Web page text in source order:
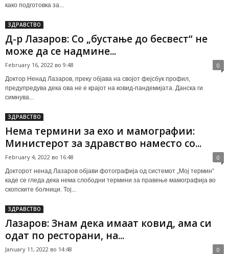
како подготовка за...
ЗДРАВСТВО
Д-р Лазаров: Со „бустање до бесвест“ не
може да се надмине...
February 16, 2022 во 9:48 0
Доктор Ненад Лазаров, преку објава на својот фејсбук профил,
предупредува дека ова не е крајот на ковид-пандемијата. Данска ги
симнува...
ЗДРАВСТВО
Нема термини за ехо и мамографии:
Министерот за здравство наместо со...
February 4, 2022 во 16:48 0
Докторот ненад Лазаров објави фотографија од системот „Мој термин“
каде се гледа дека нема слободни термини за правење мамографија во
скопските болници. Тој...
ЗДРАВСТВО
Лазаров: Знам дека имаат ковид, ама си
одат по ресторани, на...
January 11, 2022 во 14:48 0